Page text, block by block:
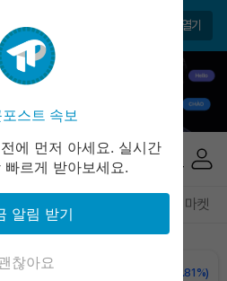
으로 쉽고 편리하게! 앱 열기
마켓
(0.00%)
(-0.81%)
스트 속보
에 먼저 아세요. 실시간
빠르게 받아보세요.
알림 받기
찮아요